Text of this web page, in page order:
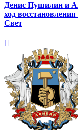
Денис Пушилин и
ход
Свет